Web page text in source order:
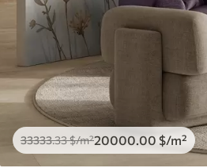
33333.33$/m²20000.00 $/m²